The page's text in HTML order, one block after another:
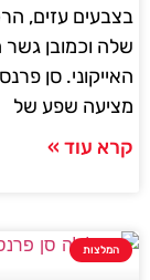
בצבעים עזים,
שלה וכמובן
האייקוני. סן
מציעה שפע של
קרא עוד »
המלצות